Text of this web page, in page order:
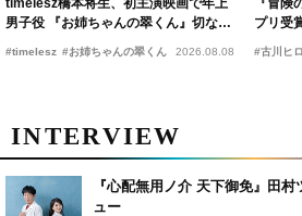
timelesz橋本将生、初主演映画で年上
男子役 『お姉ちゃんの翠くん』切ない
恋の幕開けを予感
#timelesz #お姉ちゃんの翠くん 2026.08.08
『冒
プリ受
時上映
#古川ヒ
INTERVIEW
『心配無用ノ介 天下御免』田
ュー